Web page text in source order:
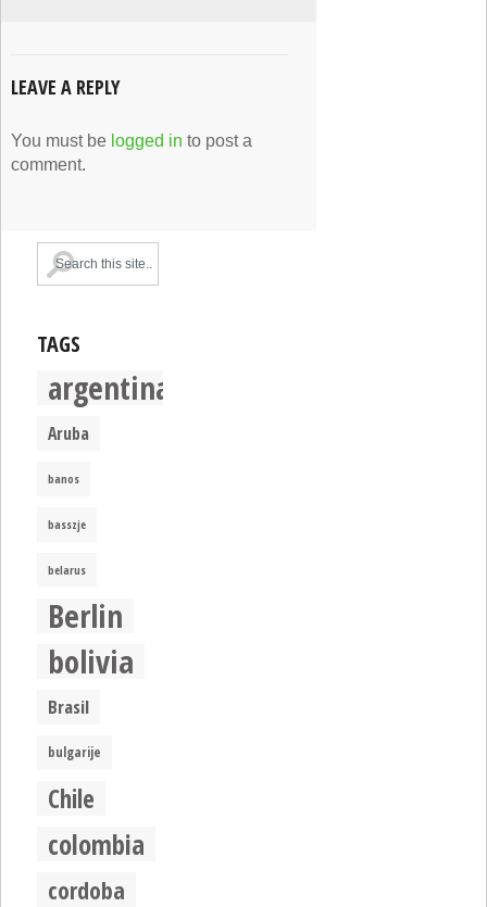
LEAVE A REPLY
You must be logged in to post a
comment.
TAGS
argentina
Aruba
banos
basszje
belarus
Berlin
bolivia
Brasil
bulgarije
Chile
colombia
cordoba